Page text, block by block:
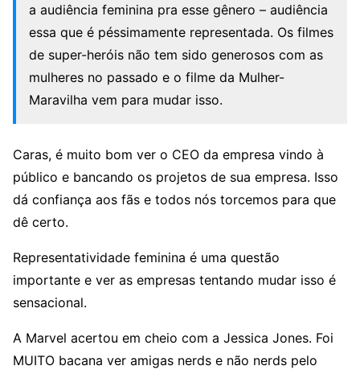
a audiência feminina pra esse gênero – audiência
essa que é péssimamente representada. Os filmes
de super-heróis não tem sido generosos com as
mulheres no passado e o filme da Mulher-
Maravilha vem para mudar isso.
Caras, é muito bom ver o CEO da empresa vindo à
público e bancando os projetos de sua empresa. Isso
dá confiança aos fãs e todos nós torcemos para que
dê certo.
Representatividade feminina é uma questão
importante e ver as empresas tentando mudar isso é
sensacional.
A Marvel acertou em cheio com a Jessica Jones. Foi
MUITO bacana ver amigas nerds e não nerds pelo